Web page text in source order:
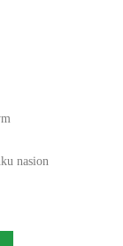
nasion